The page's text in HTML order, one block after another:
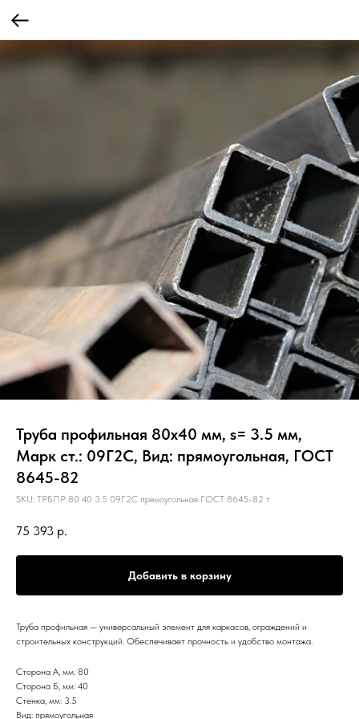
Труба профильная 80х40 мм, s= 3.5 мм,
Марк ст.: 09Г2С, Вид: прямоугольная, ГОСТ
8645-82
SKU: ТРБПР 80 40 3.5 09Г2С прямоугольная ГОСТ 8645-82 т
75 393 р.
Добавить в корзину
Труба профильная — универсальный элемент для каркасов, ограждений и
строительных конструкций. Обеспечивает прочность и удобство монтажа.
Сторона А, мм: 80
Сторона Б, мм: 40
Стенка, мм: 3.5
Вид: прямоугольная